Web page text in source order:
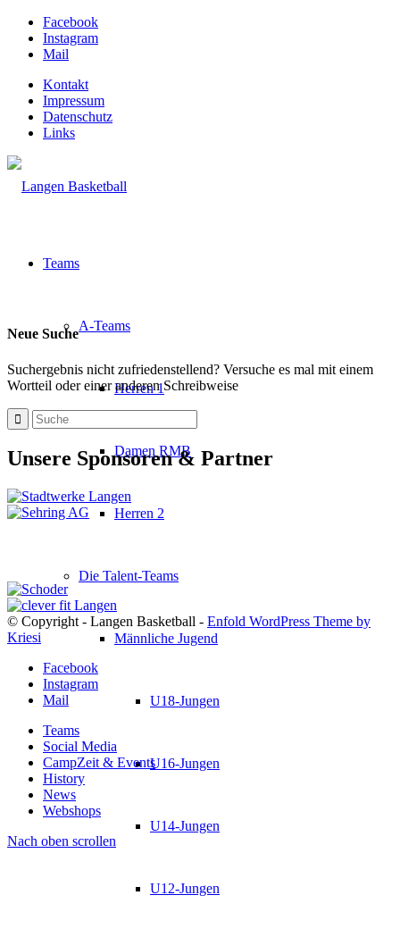
Facebook
Instagram
Mail
Kontakt
Impressum
Datenschutz
Links
Teams
A-Teams
Herren 1
Damen RMB
Herren 2
Die Talent-Teams
Männliche Jugend
U18-Jungen
U16-Jungen
U14-Jungen
U12-Jungen
Neue Suche
Suchergebnis nicht zufriedenstellend? Versuche es mal mit einem
Wortteil oder einer anderen Schreibweise
Unsere Sponsoren & Partner
© Copyright - Langen Basketball - Enfold WordPress Theme by
Kriesi
Facebook
Instagram
Mail
Teams
Social Media
CampZeit & Events
History
News
Webshops
Nach oben scrollen